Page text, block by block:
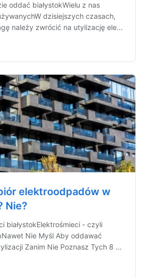
oddać białystokWielu z nas
dzisiejszych czasach,
należy zwrócić na utylizację ele...
elektroodpadów w
Nie?
białystokElektrośmieci - czyli
Nie Myśl Aby oddawać
Zanim Nie Poznasz Tych 8 ...